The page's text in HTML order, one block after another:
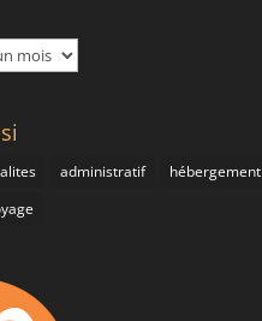
administratif
hébergement